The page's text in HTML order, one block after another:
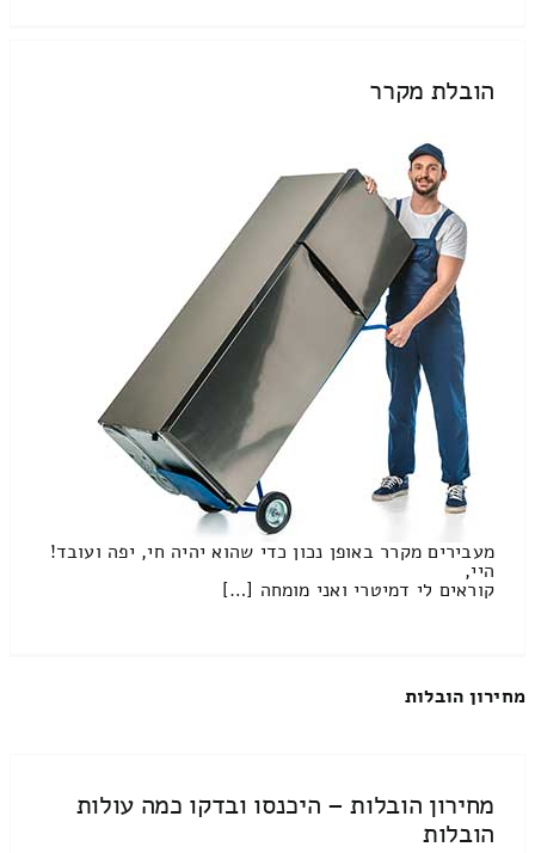
הובלת מקרר
מעבירים מקרר באופן נכון כדי שהוא יהיה חי, יפה ועובד!
היי,
קוראים לי דמיטרי ואני מומחה […]
מחירון הובלות
מחירון הובלות – היכנסו ובדקו כמה עולות
הובלות